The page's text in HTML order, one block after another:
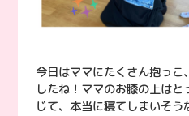
今日はママにたくさん抱っ
したね！ママのお膝の上は
じて、本当に寝てしまいそう